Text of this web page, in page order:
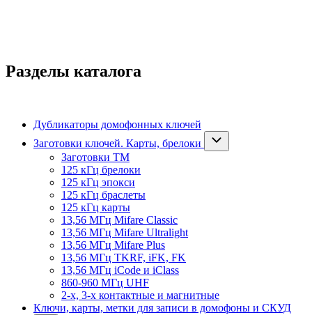
Разделы каталога
Дубликаторы домофонных ключей
Заготовки ключей. Карты, брелоки
Заготовки ТМ
125 кГц брелоки
125 кГц эпокси
125 кГц браслеты
125 кГц карты
13,56 МГц Mifare Classic
13,56 МГц Mifare Ultralight
13,56 МГц Mifare Plus
13,56 МГц TKRF, iFK, FK
13,56 МГц iCode и iClass
860-960 МГц UHF
2-х, 3-х контактные и магнитные
Ключи, карты, метки для записи в домофоны и СКУД